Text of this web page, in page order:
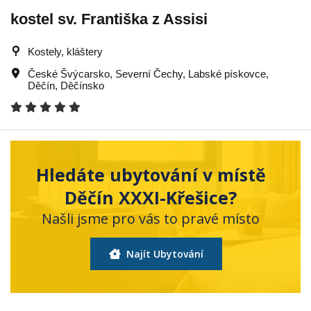
kostel sv. Františka z Assisi
Kostely, kláštery
České Švýcarsko, Severní Čechy, Labské pískovce,
Děčín, Děčínsko
Hledáte ubytování v místě
Děčín XXXI-Křešice?
Našli jsme pro vás to pravé místo
Najít Ubytování